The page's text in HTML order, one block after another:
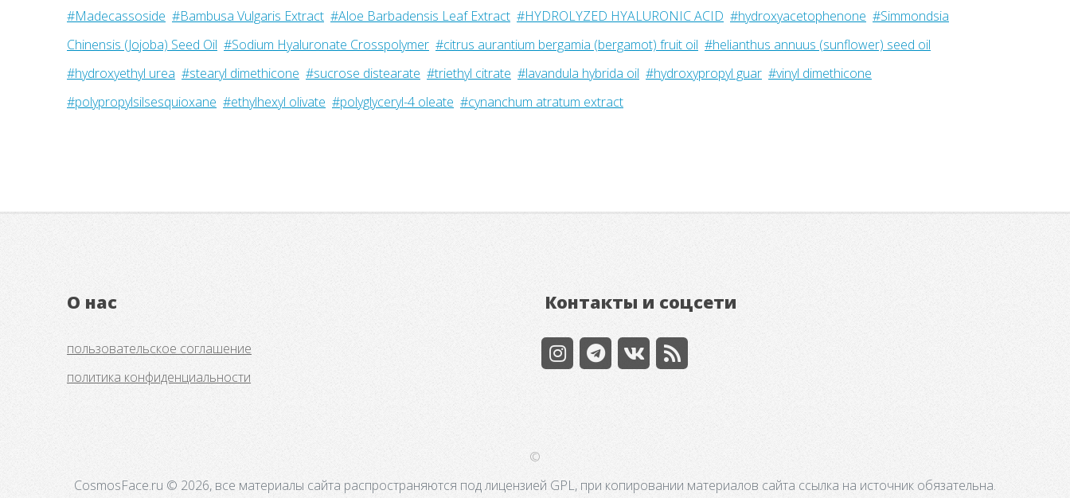
#Madecassoside #Bambusa Vulgaris Extract #Aloe Barbadensis Leaf Extract #HYDROLYZED HYALURONIC ACID #hydroxyacetophenone #Simmondsia
Chinensis (Jojoba) Seed Oil #Sodium Hyaluronate Crosspolymer #citrus aurantium bergamia (bergamot) fruit oil #helianthus annuus (sunflower) seed oil
#hydroxyethyl urea #stearyl dimethicone #sucrose distearate #triethyl citrate #lavandula hybrida oil #hydroxypropyl guar #vinyl dimethicone
#polypropylsilsesquioxane #ethylhexyl olivate #polyglyceryl-4 oleate #cynanchum atratum extract
О нас
пользовательское соглашение
политика конфиденциальности
Контакты и соцсети
©
CosmosFace.ru © 2026, все материалы сайта распространяются под лицензией GPL, при копировании материалов сайта ссылка на источник обязательна.